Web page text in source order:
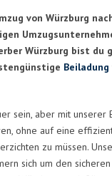
von Würzburg
Würzburg bist du
Beiladung
sein, aber mit unserer
ohne auf eine
zu müssen.
sich um den